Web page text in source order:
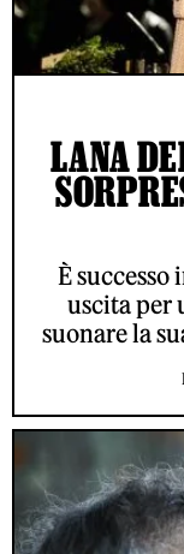
LANA
È
uscita per
suonare la